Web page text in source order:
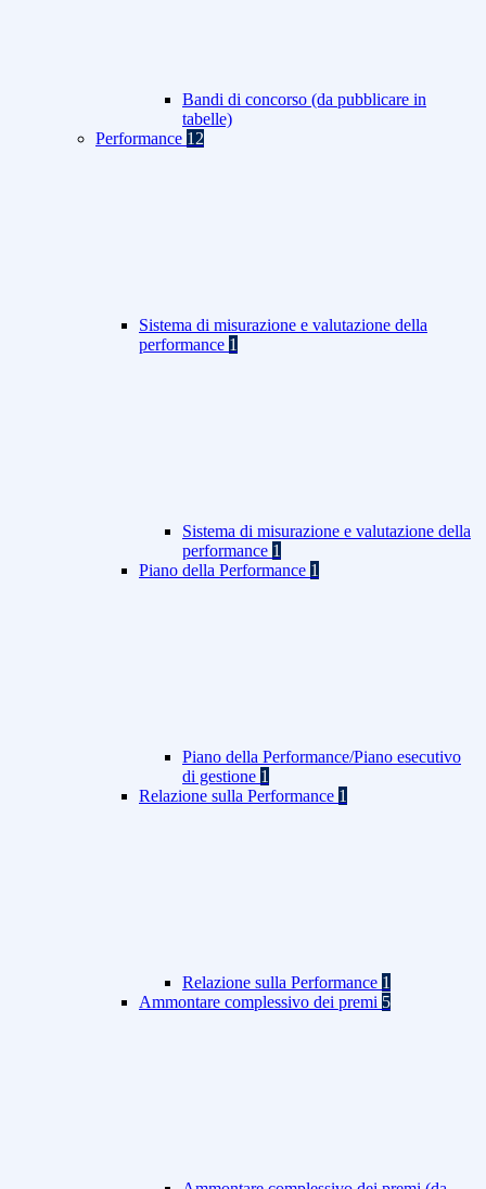
Bandi di concorso (da pubblicare in
tabelle)
Performance 12
Sistema di misurazione e valutazione della
performance 1
Sistema di misurazione e valutazione della
performance 1
Piano della Performance 1
Piano della Performance/Piano esecutivo
di gestione 1
Relazione sulla Performance 1
Relazione sulla Performance 1
Ammontare complessivo dei premi 5